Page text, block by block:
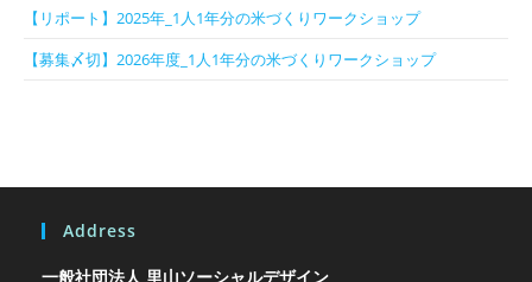
【リポート】2025年_1人1年分の米づくりワークショップ
【募集〆切】2026年度_1人1年分の米づくりワークショップ
Address
一般社団法人 里山ソーシャルデザイン